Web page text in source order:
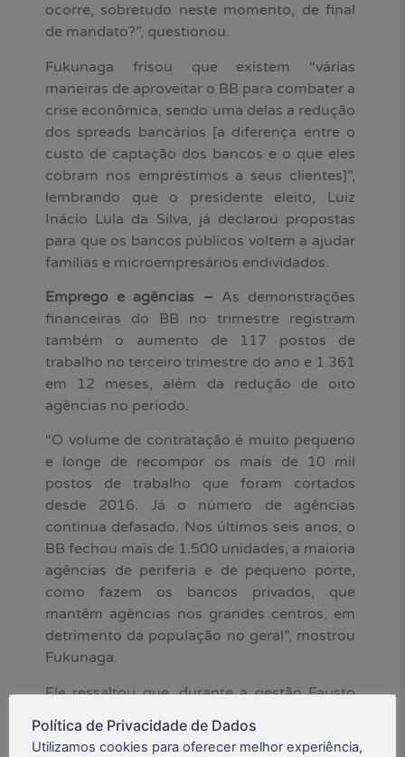
ocorre, sobretudo neste momento, de final
de mandato?”, questionou.
Fukunaga frisou que existem “várias
maneiras de aproveitar o BB para combater a
crise econômica, sendo uma delas a redução
dos spreads bancários [a diferença entre o
custo de captação dos bancos e o que eles
cobram nos empréstimos a seus clientes]”,
lembrando que o presidente eleito, Luiz
Inácio Lula da Silva, já declarou propostas
para que os bancos públicos voltem a ajudar
famílias e microempresários endividados.
Emprego e agências – As demonstrações
financeiras do BB no trimestre registram
também o aumento de 117 postos de
trabalho no terceiro trimestre do ano e 1.361
em 12 meses, além da redução de oito
agências no período.
“O volume de contratação é muito pequeno
e longe de recompor os mais de 10 mil
postos de trabalho que foram cortados
desde 2016. Já o número de agências
continua defasado. Nos últimos seis anos, o
BB fechou mais de 1.500 unidades, a maioria
agências de periferia e de pequeno porte,
como fazem os bancos privados, que
mantêm agências nos grandes centros, em
detrimento da população no geral”, mostrou
Fukunaga.
Ele ressaltou que, durante a gestão Fausto
Motta, vice-presidente de Negócios de
Política de Privacidade de Dados
Utilizamos cookies para oferecer melhor experiência,